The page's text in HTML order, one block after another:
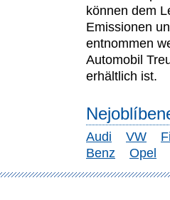
können dem
Emissionen
entnommen
Automobil
erhältlich ist.
Audi VW
Benz
Opel